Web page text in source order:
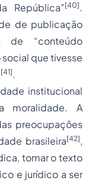
República”[40].
de publicação
de “conteúdo
que tivesse
[41].
institucional
moralidade. A
preocupações
brasileira[42],
tomar o texto
e jurídico a ser